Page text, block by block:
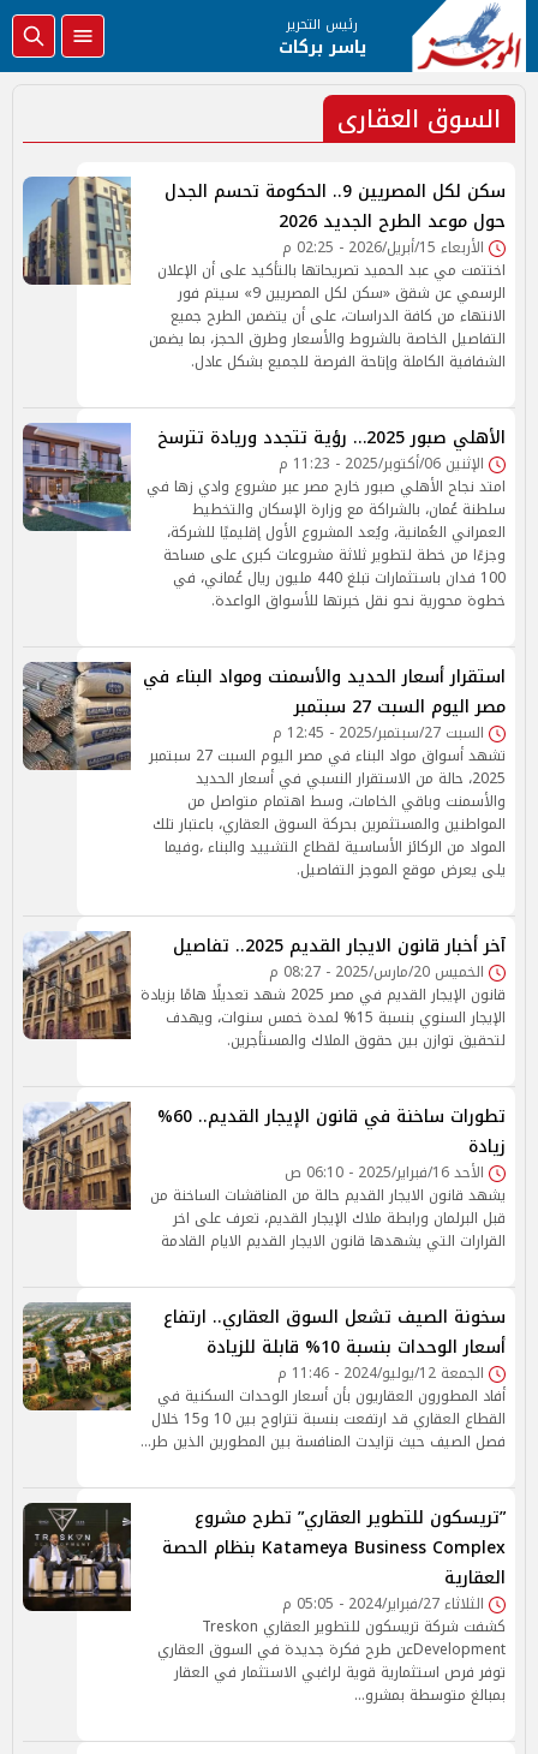
رئيس التحرير
ياسر بركات
السوق العقارى
سكن لكل المصريين 9.. الحكومة تحسم الجدل
حول موعد الطرح الجديد 2026
الأربعاء 15/أبريل/2026 - 02:25 م
اختتمت مي عبد الحميد تصريحاتها بالتأكيد على أن الإعلان
الرسمي عن شقق «سكن لكل المصريين 9» سيتم فور
الانتهاء من كافة الدراسات، على أن يتضمن الطرح جميع
التفاصيل الخاصة بالشروط والأسعار وطرق الحجز، بما يضمن
الشفافية الكاملة وإتاحة الفرصة للجميع بشكل عادل.
الأهلي صبور 2025… رؤية تتجدد وريادة تترسخ
الإثنين 06/أكتوبر/2025 - 11:23 م
امتد نجاح الأهلي صبور خارج مصر عبر مشروع وادي زها في
سلطنة عُمان، بالشراكة مع وزارة الإسكان والتخطيط
العمراني العُمانية، ويُعد المشروع الأول إقليميًا للشركة،
وجزءًا من خطة لتطوير ثلاثة مشروعات كبرى على مساحة
100 فدان باستثمارات تبلغ 440 مليون ريال عُماني، في
خطوة محورية نحو نقل خبرتها للأسواق الواعدة.
استقرار أسعار الحديد والأسمنت ومواد البناء في
مصر اليوم السبت 27 سبتمبر
السبت 27/سبتمبر/2025 - 12:45 م
تشهد أسواق مواد البناء في مصر اليوم السبت 27 سبتمبر
2025، حالة من الاستقرار النسبي في أسعار الحديد
والأسمنت وباقي الخامات، وسط اهتمام متواصل من
المواطنين والمستثمرين بحركة السوق العقاري، باعتبار تلك
المواد من الركائز الأساسية لقطاع التشييد والبناء ،وفيما
يلى يعرض موقع الموجز التفاصيل.
آخر أخبار قانون الايجار القديم 2025.. تفاصيل
الخميس 20/مارس/2025 - 08:27 م
قانون الإيجار القديم في مصر 2025 شهد تعديلًا هامًا بزيادة
الإيجار السنوي بنسبة 15% لمدة خمس سنوات، ويهدف
لتحقيق توازن بين حقوق الملاك والمستأجرين.
تطورات ساخنة في قانون الإيجار القديم.. 60%
زيادة
الأحد 16/فبراير/2025 - 06:10 ص
يشهد قانون الايجار القديم حالة من المناقشات الساخنة من
قبل البرلمان ورابطة ملاك الإيجار القديم، تعرف على اخر
القرارات التي يشهدها قانون الايجار القديم الايام القادمة
سخونة الصيف تشعل السوق العقاري.. ارتفاع
أسعار الوحدات بنسبة 10% قابلة للزيادة
الجمعة 12/يوليو/2024 - 11:46 م
أفاد المطورون العقاريون بأن أسعار الوحدات السكنية في
القطاع العقاري قد ارتفعت بنسبة تتراوح بين 10 و15 خلال
فصل الصيف حيث تزايدت المنافسة بين المطورين الذين طر…
”تريسكون للتطوير العقاري” تطرح مشروع
Katameya Business Complex بنظام الحصة
العقارية
الثلاثاء 27/فبراير/2024 - 05:05 م
كشفت شركة تريسكون للتطوير العقاري Treskon
Developmentعن طرح فكرة جديدة في السوق العقاري
توفر فرص استثمارية قوية لراغبي الاستثمار في العقار
بمبالغ متوسطة بمشرو…